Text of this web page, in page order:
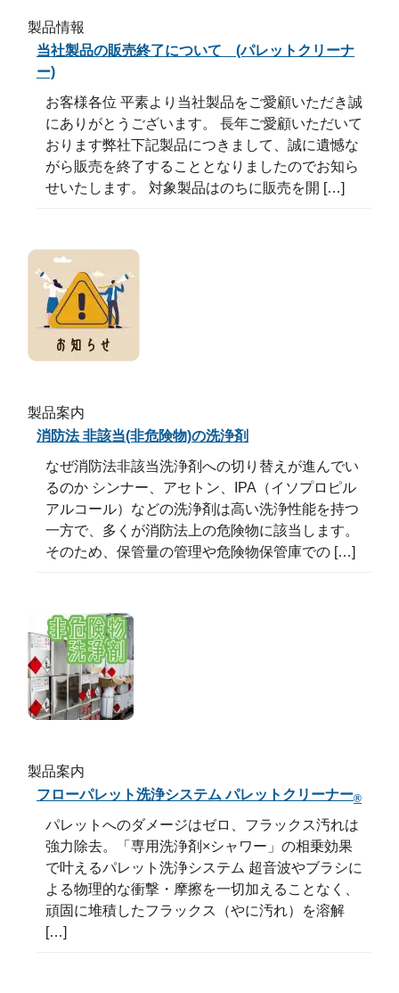
製品情報
当社製品の販売終了について (パレットクリーナ
ー)
お客様各位 平素より当社製品をご愛顧いただき誠
にありがとうございます。 長年ご愛顧いただいて
おります弊社下記製品につきまして、誠に遺憾な
がら販売を終了することとなりましたのでお知ら
せいたします。 対象製品はのちに販売を開 […]
製品案内
消防法 非該当(非危険物)の洗浄剤
なぜ消防法非該当洗浄剤への切り替えが進んでい
るのか シンナー、アセトン、IPA（イソプロピル
アルコール）などの洗浄剤は高い洗浄性能を持つ
一方で、多くが消防法上の危険物に該当します。
そのため、保管量の管理や危険物保管庫での […]
製品案内
フローパレット洗浄システム パレットクリーナー®
パレットへのダメージはゼロ、フラックス汚れは
強力除去。「専用洗浄剤×シャワー」の相乗効果
で叶えるパレット洗浄システム 超音波やブラシに
よる物理的な衝撃・摩擦を一切加えることなく、
頑固に堆積したフラックス（やに汚れ）を溶解
[…]